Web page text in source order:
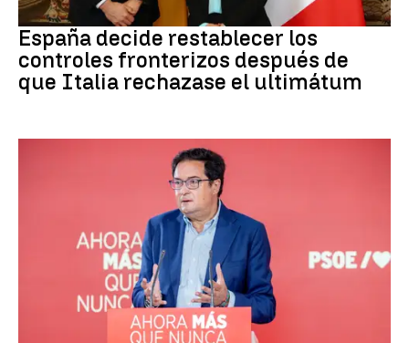
CRISIS MIGRATORIA
España decide restablecer los
controles fronterizos después de
que Italia rechazase el ultimátum